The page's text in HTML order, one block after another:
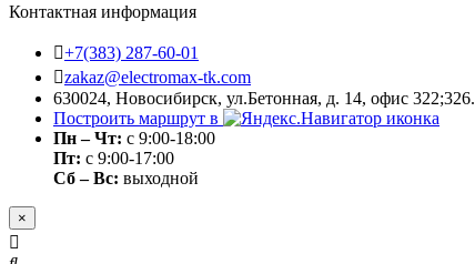
Контактная информация
+7(383) 287-60-01
zakaz@electromax-tk.com
630024, Новосибирск, ул.Бетонная, д. 14, офис 322;326.
Построить маршрут в
Пн – Чт: с 9:00-18:00
Пт: с 9:00-17:00
Сб – Вс: выходной
×